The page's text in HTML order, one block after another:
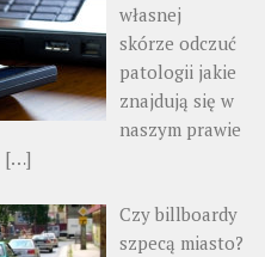
własnej
skórze odczuć
patologii jakie
znajdują się w
naszym prawie
[…]
Czy billboardy
szpecą miasto?